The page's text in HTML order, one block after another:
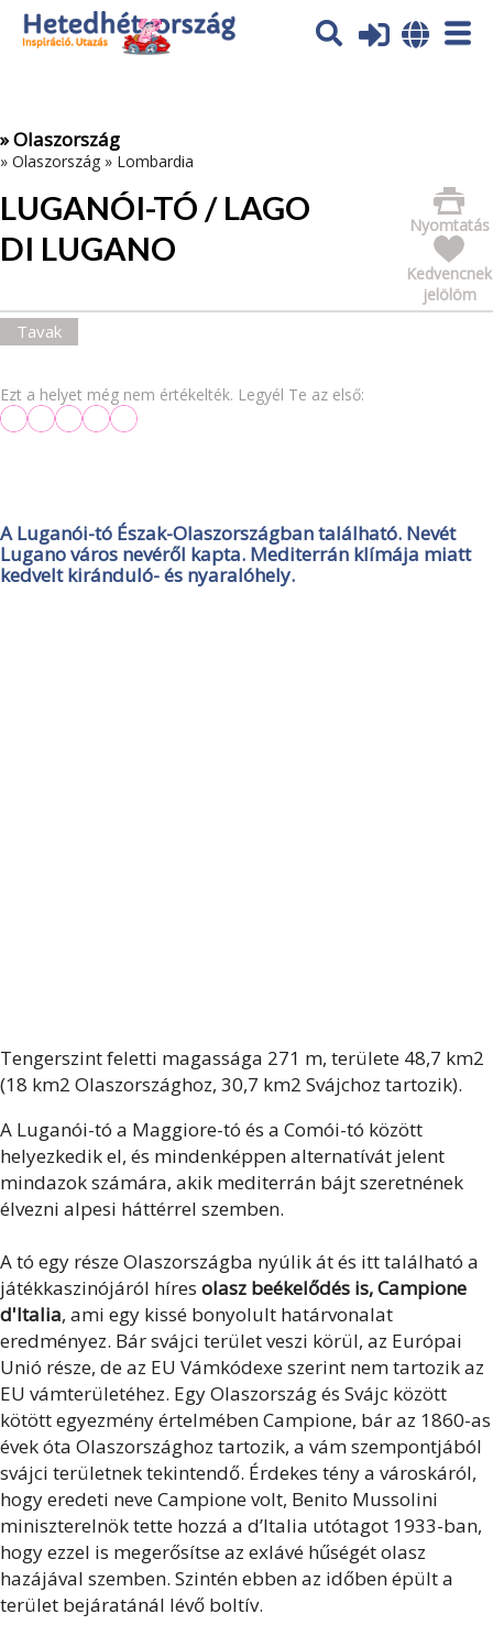
Az oldal sütiket (cookies) használ. További tájékoztatás itt:
Adatvédelmi tájékoztató
» Olaszország
» Olaszország » Lombardia
LUGANÓI-TÓ / LAGO
DI LUGANO
Nyomtatás
Kedvencnek
jelölöm
Tavak
Ezt a helyet még nem értékelték. Legyél Te az első:
A Luganói-tó Észak-Olaszországban található. Nevét
Lugano város nevéről kapta. Mediterrán klímája miatt
kedvelt kiránduló- és nyaralóhely.
Tengerszint feletti magassága 271 m, területe 48,7 km2
(18 km2 Olaszországhoz, 30,7 km2 Svájchoz tartozik).
A Luganói-tó a Maggiore-tó és a Comói-tó között
helyezkedik el, és mindenképpen alternatívát jelent
mindazok számára, akik mediterrán bájt szeretnének
élvezni alpesi háttérrel szemben.
A tó egy része Olaszországba nyúlik át és itt található a
játékkaszinójáról híres olasz beékelődés is, Campione
d'Italia, ami egy kissé bonyolult határvonalat
eredményez. Bár svájci terület veszi körül, az Európai
Unió része, de az EU Vámkódexe szerint nem tartozik az
EU vámterületéhez. Egy Olaszország és Svájc között
kötött egyezmény értelmében Campione, bár az 1860-as
évek óta Olaszországhoz tartozik, a vám szempontjából
svájci területnek tekintendő. Érdekes tény a városkáról,
hogy eredeti neve Campione volt, Benito Mussolini
miniszterelnök tette hozzá a d’Italia utótagot 1933-ban,
hogy ezzel is megerősítse az exlávé hűségét olasz
hazájával szemben. Szintén ebben az időben épült a
terület bejáratánál lévő boltív.